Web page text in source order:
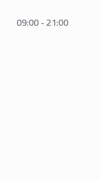
21:00 - 09:00